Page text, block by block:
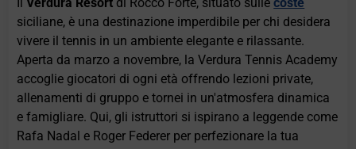
siciliane, è una destinazione imperdibile per chi desidera
vivere il tennis in un ambiente elegante e rilassante.
Aperta da marzo a novembre, la Verdura Tennis Academy
accoglie giocatori di ogni età offrendo lezioni private,
allenamenti di gruppo e tornei in un'atmosfera dinamica
e famigliare. Qui, gli istruttori si ispirano a leggende come
Rafa Nadal e Roger Federer per perfezionare la tua